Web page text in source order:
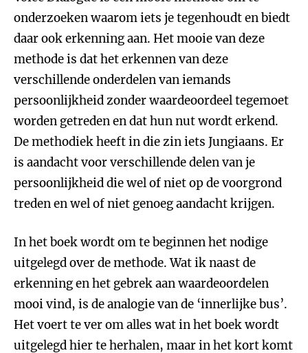
onderzoeken waarom iets je tegenhoudt en biedt
daar ook erkenning aan. Het mooie van deze
methode is dat het erkennen van deze
verschillende onderdelen van iemands
persoonlijkheid zonder waardeoordeel tegemoet
worden getreden en dat hun nut wordt erkend.
De methodiek heeft in die zin iets Jungiaans. Er
is aandacht voor verschillende delen van je
persoonlijkheid die wel of niet op de voorgrond
treden en wel of niet genoeg aandacht krijgen.
In het boek wordt om te beginnen het nodige
uitgelegd over de methode. Wat ik naast de
erkenning en het gebrek aan waardeoordelen
mooi vind, is de analogie van de ‘innerlijke bus’.
Het voert te ver om alles wat in het boek wordt
uitgelegd hier te herhalen, maar in het kort komt